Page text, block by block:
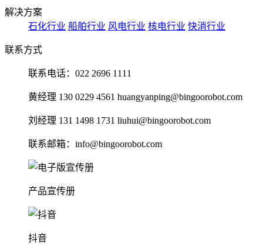
解决方案
石化行业 船舶行业 风电行业 核电行业 快消行业
联系方式
联系电话：022 2696 1111
黄经理 130 0229 4561 huangyanping@bingoorobot.com
刘经理 131 1498 1731 liuhui@bingoorobot.com
联系邮箱：info@bingoorobot.com
产品宣传册
抖音